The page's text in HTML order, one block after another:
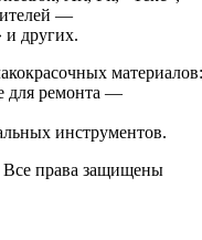
—
других.
для ремонта —
инструментов.
права защищены